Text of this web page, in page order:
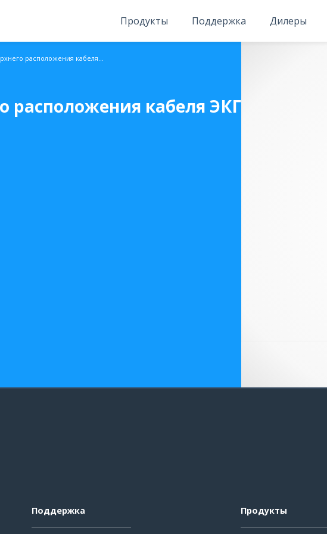
Продукты Поддержка Дилеры
Стойка верхнего расположения кабеля ЭКГ «СН-13»
расположения кабеля ЭКГ
Поддержка Продукты